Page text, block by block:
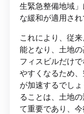
生緊急整備地域
な緩和が適用され
これにより、従
能となり、土地
フィスビルだけ
やすくなるため
が加速するでし
ることは、土地
て重要であり、